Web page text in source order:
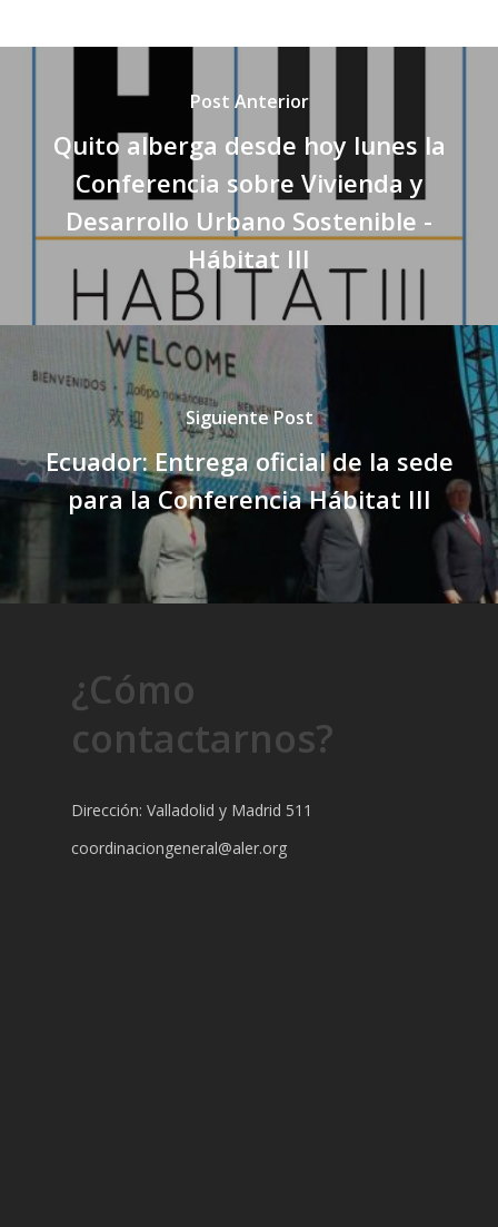
Post Anterior
Quito alberga desde hoy lunes la
Conferencia sobre Vivienda y
Desarrollo Urbano Sostenible -
Hábitat III
Siguiente Post
Ecuador: Entrega oficial de la sede
para la Conferencia Hábitat III
¿Cómo
contactarnos?
Dirección: Valladolid y Madrid 511
coordinaciongeneral@aler.org